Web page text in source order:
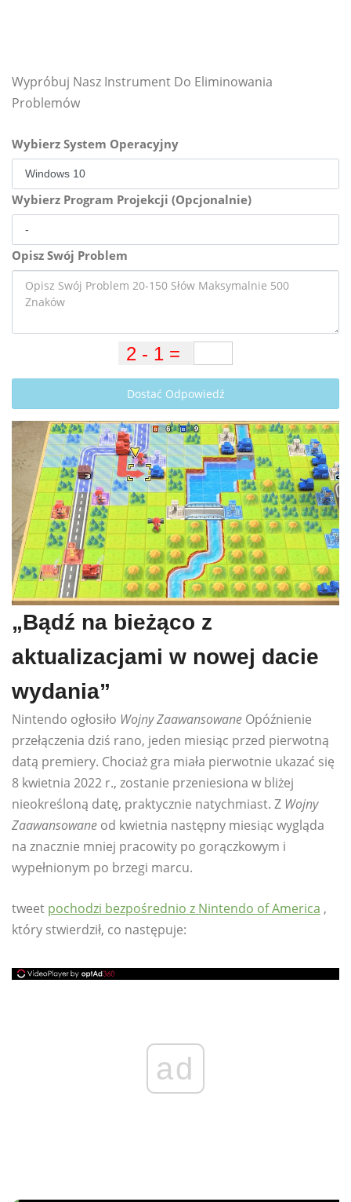
Wypróbuj Nasz Instrument Do Eliminowania
Problemów
Wybierz System Operacyjny
Wybierz Program Projekcji (Opcjonalnie)
Opisz Swój Problem
Dostać Odpowiedź
„Bądź na bieżąco z
aktualizacjami w nowej dacie
wydania”
Nintendo ogłosiło Wojny Zaawansowane Opóźnienie
przełączenia dziś rano, jeden miesiąc przed pierwotną
datą premiery. Chociaż gra miała pierwotnie ukazać się
8 kwietnia 2022 r., zostanie przeniesiona w bliżej
nieokreśloną datę, praktycznie natychmiast. Z Wojny
Zaawansowane od kwietnia następny miesiąc wygląda
na znacznie mniej pracowity po gorączkowym i
wypełnionym po brzegi marcu.
tweet pochodzi bezpośrednio z Nintendo of America ,
który stwierdził, co następuje:
ad